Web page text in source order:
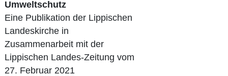
Umweltschutz
Eine Publikation der Lippischen
Landeskirche in
Zusammenarbeit mit der
Lippischen Landes-Zeitung vom
27. Februar 2021